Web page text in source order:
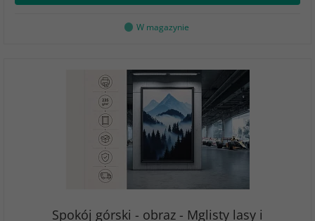
W magazynie
Spokój górski - obraz - Mglisty lasy i